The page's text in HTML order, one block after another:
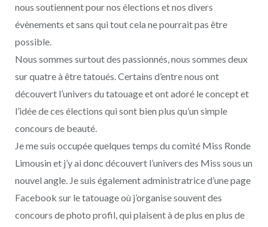
nous soutiennent pour nos élections et nos divers
évènements et sans qui tout cela ne pourrait pas être
possible.
Nous sommes surtout des passionnés, nous sommes deux
sur quatre à être tatoués. Certains d’entre nous ont
découvert l’univers du tatouage et ont adoré le concept et
l’idée de ces élections qui sont bien plus qu’un simple
concours de beauté.
Je me suis occupée quelques temps du comité Miss Ronde
Limousin et j’y ai donc découvert l’univers des Miss sous un
nouvel angle. Je suis également administratrice d’une page
Facebook sur le tatouage où j’organise souvent des
concours de photo profil, qui plaisent à de plus en plus de